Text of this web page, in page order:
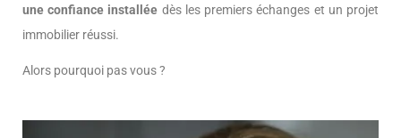
une confiance installée dès les premiers échanges et un projet
immobilier réussi.
Alors pourquoi pas vous ?